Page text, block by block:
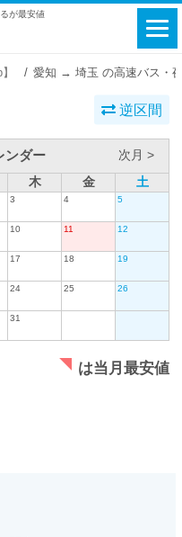
が最安値
愛知 → 埼玉 の高速バス・
逆区間
ンダー
次月 >
木 金 土
3 4 5
10 11 12
17 18 19
24 25 26
31
は当月最安値